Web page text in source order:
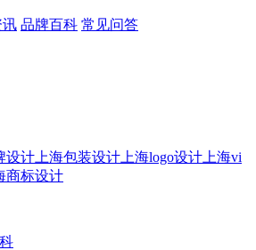
讯 品牌百科 常见问答
设计 上海包装设计 上海logo设计 上海vi
商标设计